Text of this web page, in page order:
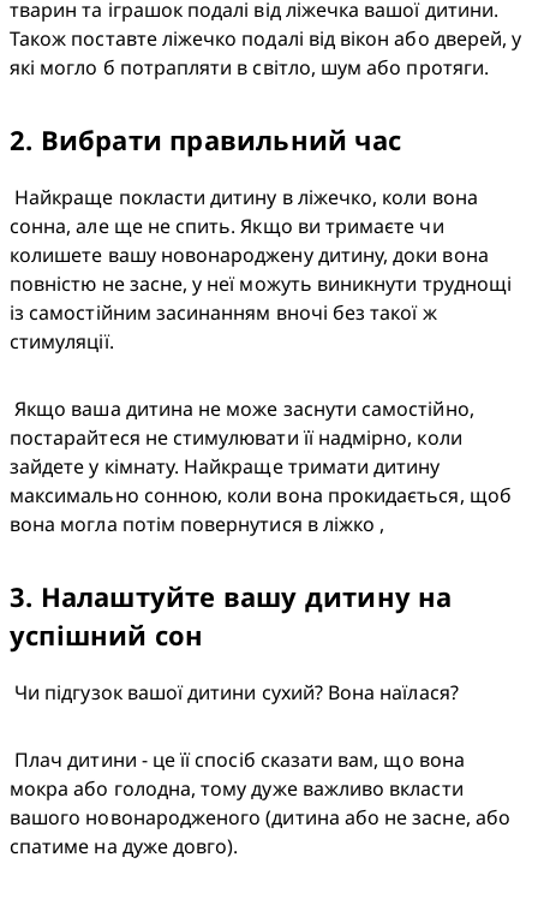
тварин та іграшок подалі від ліжечка вашої дитини.
Також поставте ліжечко подалі від вікон або дверей, у
які могло б потрапляти в світло, шум або протяги.
2. Вибрати правильний час
сонна, але ще не спить. Якщо ви тримаєте чи
колишете вашу новонароджену дитину, доки вона
повністю не засне, у неї можуть виникнути труднощі
із самостійним засинанням вночі без такої ж
стимуляції.
Якщо ваша дитина не може заснути самостійно,
постарайтеся не стимулювати її надмірно, коли
зайдете у кімнату. Найкраще тримати дитину
максимально сонною, коли вона прокидається, щоб
вона могла потім повернутися в ліжко ,
3. Налаштуйте вашу дитину на
успішний сон
Чи підгузок вашої дитини сухий? Вона наїлася?
мокра або голодна, тому дуже важливо вкласти
вашого новонародженого (дитина або не засне, або
спатиме на дуже довго).